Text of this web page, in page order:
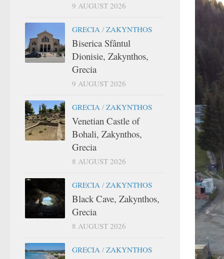
9 AUGUST 2026
GRECIA / ZAKYNTHOS
Biserica Sfântul
Dionisie, Zakynthos,
Grecia
9 AUGUST 2026
GRECIA / ZAKYNTHOS
Venetian Castle of
Bohali, Zakynthos,
Grecia
8 AUGUST 2026
GRECIA / ZAKYNTHOS
Black Cave, Zakynthos,
Grecia
8 AUGUST 2026
GRECIA / ZAKYNTHOS